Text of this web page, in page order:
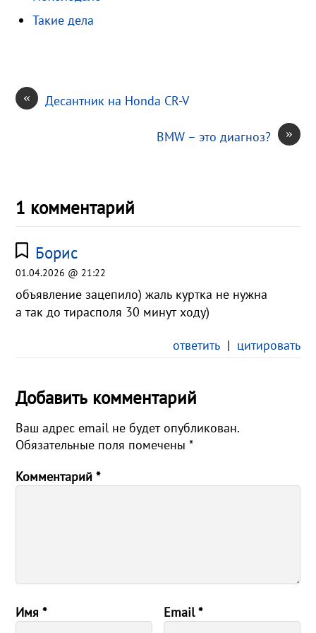
Такие дела
« Десантник на Honda CR-V
»
BMW – это диагноз?
1 комментарий
Борис
01.04.2026 @ 21:22
объявление зацепило) жаль куртка не нужна
а так до тирасполя 30 минут ходу)
ответить| цитировать
Добавить комментарий
Ваш адрес email не будет опубликован.
Обязательные поля помечены*
Комментарий*
Имя* Email*